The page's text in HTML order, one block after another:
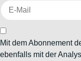
Mit dem Abonnement
ebenfalls mit der